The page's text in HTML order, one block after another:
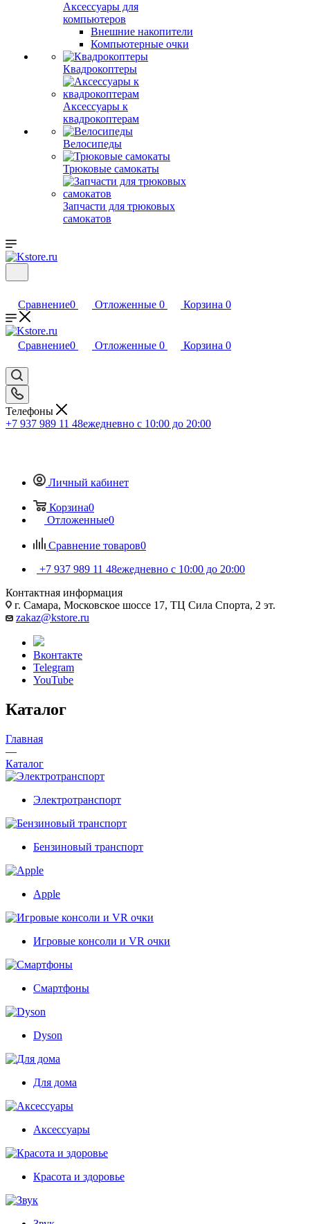
Аксессуары для
компьютеров
Внешние накопители
Компьютерные очки
Квадрокоптеры
Аксессуары к
квадрокоптерам
Велосипеды
Трюковые самокаты
Запчасти для трюковых
самокатов
Сравнение0 Отложенные 0 Корзина 0
Сравнение0 Отложенные 0 Корзина 0
Телефоны
+7 937 989 11 48ежедневно с 10:00 до 20:00
Личный кабинет
Корзина0
Отложенные0
Сравнение товаров0
+7 937 989 11 48ежедневно с 10:00 до 20:00
Контактная информация
г. Самара, Московское шоссе 17, ТЦ Сила Спорта, 2 эт.
zakaz@kstore.ru
Вконтакте
Telegram
YouTube
Каталог
Главная
—
Каталог
Электротранспорт
Бензиновый транспорт
Apple
Игровые консоли и VR очки
Смартфоны
Dyson
Для дома
Аксессуары
Красота и здоровье